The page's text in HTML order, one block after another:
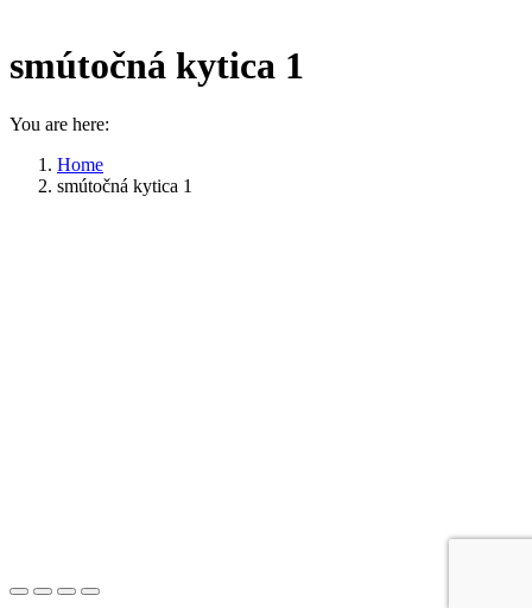
smútočná kytica 1
You are here:
Home
smútočná kytica 1
Go